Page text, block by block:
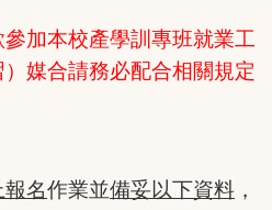
加本校產學訓專班就業工
媒合請務必配合相關規定
名作業並備妥以下資料 ，